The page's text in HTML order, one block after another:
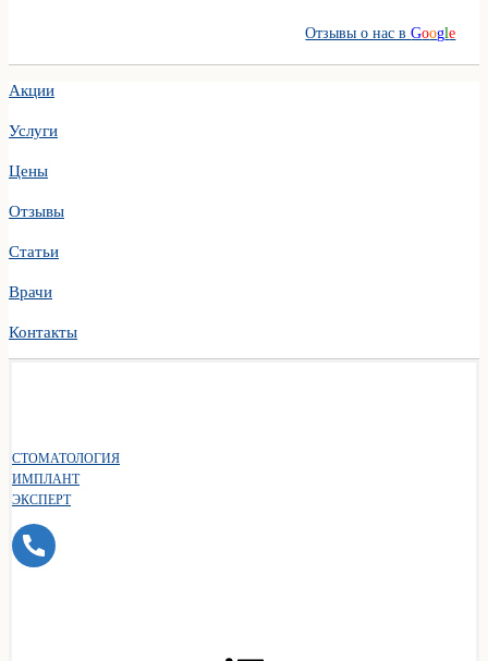
Отзывы о нас вGoogle
Акции
Услуги
Цены
Отзывы
Статьи
Врачи
Контакты
СТОМАТОЛОГИЯ
ИМПЛАНТ
ЭКСПЕРТ